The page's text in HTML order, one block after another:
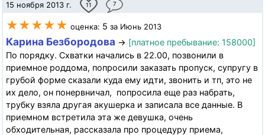
15 ноября 2013 г. 11 7
★★★★★ оценка: 5 за Июнь 2013
Карина Безбородова → [платное пребывание: 158000]
По порядку. Схватки начались в 22.00, позвонили в
приемное роддома, попросили заказать пропуск, супругу в
грубой форме сказали куда ему идти, звонить и тп, это не
их дело, он понервничал, попросила еще раз набрать,
трубку взяла другая акушерка и записала все данные. В
приемном встретила эта же девушка, очень
обходительная, рассказала про процедуру приема,